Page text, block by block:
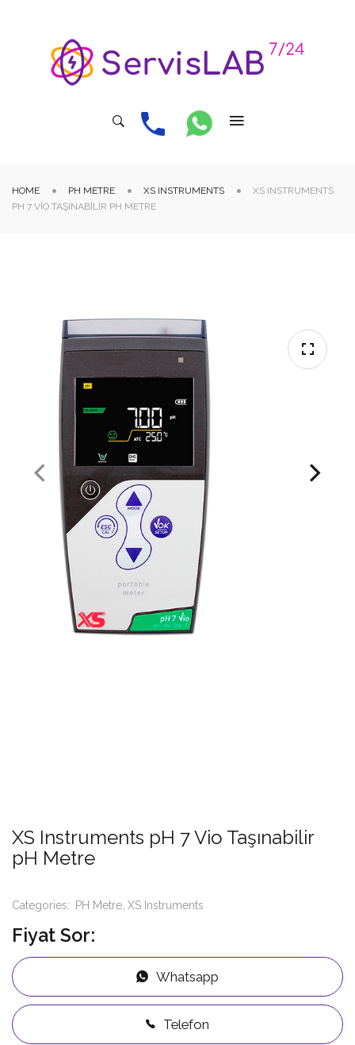
HOME PH METRE XS INSTRUMENTS
XS INSTRUMENTS
PH 7 VIO TAŞINABILIR PH METRE
XS Instruments pH 7 Vio Taşınabilir
pH Metre
Categories: PH Metre XS Instruments
Fiyat Sor:
Whatsapp
Telefon